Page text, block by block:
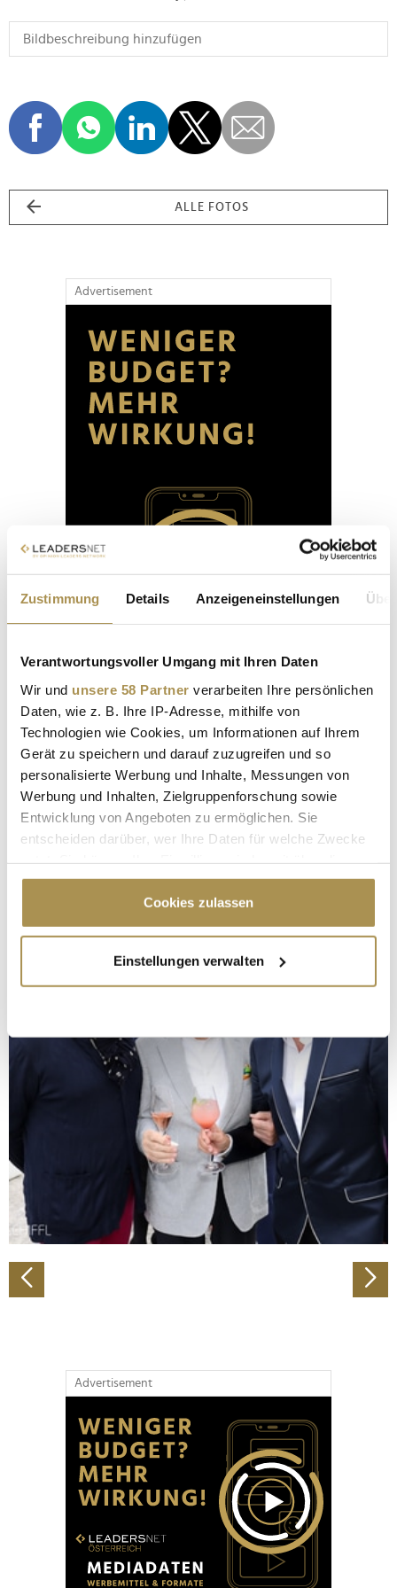
Zustimmung Details Anzeigeneinstellungen
Verantwortungsvoller Umgang mit Ihren Daten
Wir und unsere 58 Partner verarbeiten Ihre persönlichen
Daten, wie z. B. Ihre IP-Adresse, mithilfe von
Technologien wie Cookies, um Informationen auf Ihrem
Gerät zu speichern und darauf zuzugreifen und so
personalisierte Werbung und Inhalte, Messungen von
Werbung und Inhalten, Zielgruppenforschung sowie
Entwicklung von Angeboten zu ermöglichen. Sie
entscheiden darüber, wer Ihre Daten für welche Zwecke
Cookie-Erklärung oder durch Klicken auf das Privacy
Trigger Symbol ändern oder widerrufen
Informationen über Ihre geografische Lage
erfassen, welche bis auf einige Meter genau sein
bestimmten Merkmalen (Fingerprinting) identifizieren
Erfahren Sie mehr darüber, wie Ihre persönlichen Daten
verarbeitet werden, und legen Sie Ihre Präferenzen im
Abschnitt Einzelheitenfest.
Wir verwenden Cookies, um Inhalte und Anzeigen zu
personalisieren, Funktionen für soziale Medien anbieten
zu können und die Zugriffe auf unsere Website zu
analysieren. Außerdem geben wir Informationen zu Ihrer
Verwendung unserer Website an unsere Partner für
soziale Medien, Werbung und Analysen weiter. Unsere
Partner führen diese Informationen möglicherweise mit
Cookies zulassen
Einstellungen verwalten
ALLE FOTOS
Advertisement
Advertisement